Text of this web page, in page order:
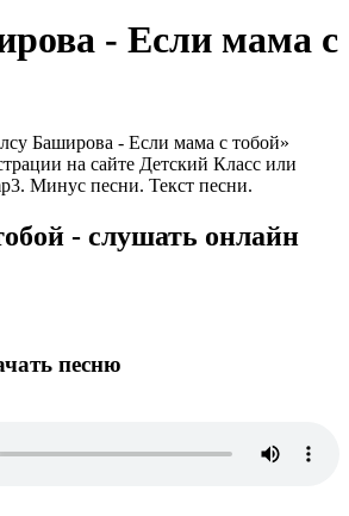
- Если мама с
Баширова - Если мама с тобой»
на сайте Детский Класс или
Минус песни. Текст песни.
- слушать онлайн
песню